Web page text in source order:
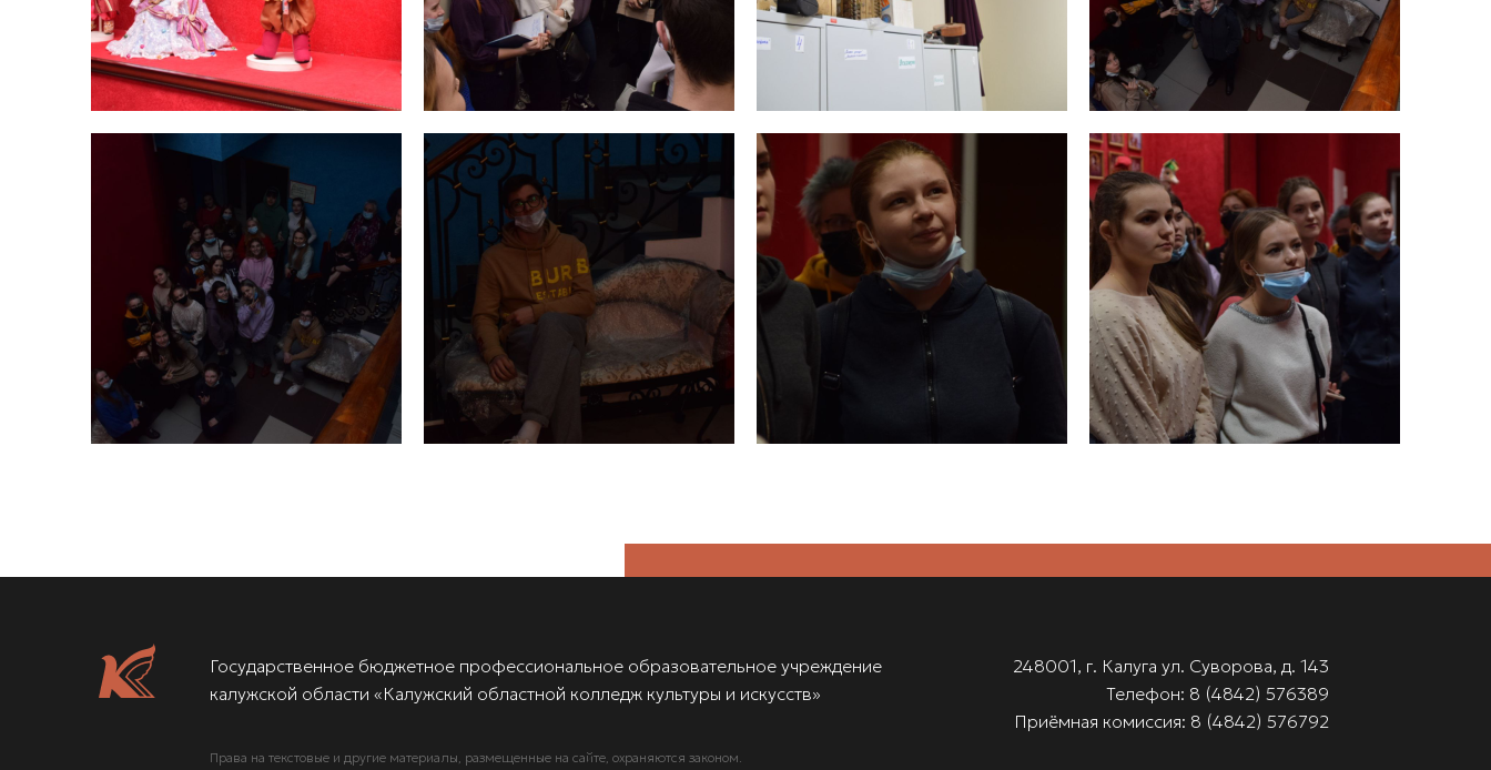
Государственное бюджетное профессиональное образовательное учреждение
калужской области «Калужский областной колледж культуры и искусств»
Права на текстовые и другие материалы, размещенные на сайте, охраняются законом.
248001, г. Калуга ул. Суворова, д. 143
Телефон: 8 (4842) 576389
Приёмная комиссия: 8 (4842) 576792